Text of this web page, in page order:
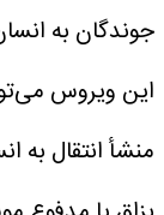
جوندگان به
این ویروس
منشأ انتقال به